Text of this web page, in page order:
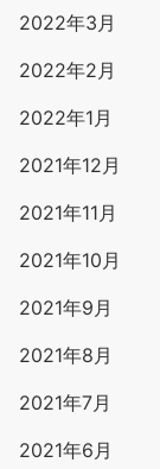
2022年3月
2022年2月
2022年1月
2021年12月
2021年11月
2021年10月
2021年9月
2021年8月
2021年7月
2021年6月